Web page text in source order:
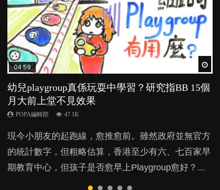
04:59
幼兒playgroup真係玩耍中學習？研究指BB 15個
月大前上堂不見效果
POPA編輯部 47.1K
現今小朋友的起跑線，愈推愈前。雖然政府並無官方
的統計數字，但粗略估算，香港至少有六、七百家早
期教育中心，但孩子是否愈早上Playgroup愈好？...
03:39
幼稚園遊戲課 如何刺激幼兒自發學習取代獎勵
與懲罰？
POPA編輯部 33.1K
由美國學者所創的 tools of the mind 課程，學生以遊
戲方式學習，學術能力和自制能力亦明顯比其他小朋
友優勝，到底這課程有何特別之處？...
03:02
老公患產後憂鬱症對BB的影響
POPA編輯部 15.9K
鬱，影響日常生活，嚴重的甚至會有自殺，或傷害小
朋友的念頭。但為何爸爸患上產後抑鬱往往難以察
覺？...
04:06
全職好？在職好？｜全職媽媽與在職媽媽的壓
力與價值
POPA編輯部 25.8K
許多媽媽心底可能都有一刻掙扎過：究竟全職好，還
是在職好。雖說每個家庭都有自己的獨特狀況和考慮
因素，但原來全職和在職媽媽所養育的子女其實都各
03:41
BB口腔期乜都放入口，父母該制止還是放手？
POPA編輯部 25.5K
成吮手指的習慣，大個就很難戒，但原來一刀切阻止
他們放東西入口，隨時會影響孩子的身心發展？...